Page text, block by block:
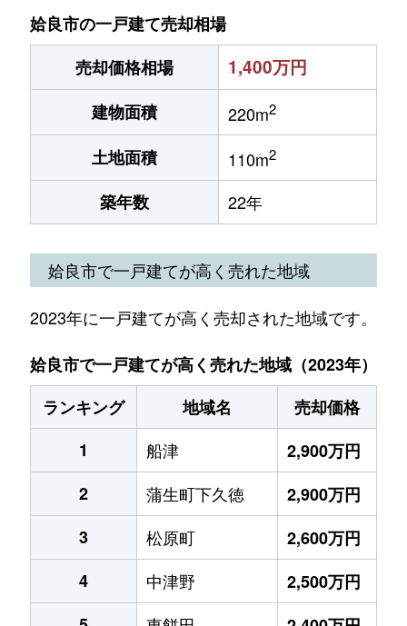
姶良市の一戸建て売却相場
売却価格相場
1,400万円
建物面積 220m2
土地面積 110m2
築年数 22年
姶良市で一戸建てが高く売れた地域
2023年に一戸建てが高く売却された地域です。
姶良市で一戸建てが高く売れた地域（2023年）
ランキング
地域名
売却価格
1
船津
2,900万円
2
蒲生町下久徳
2,900万円
3
松原町
2,600万円
4
中津野
2,500万円